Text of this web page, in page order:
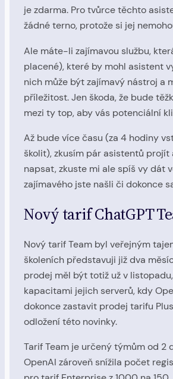
je zdarma. Pro tvůrce těchto
žádné terno, protože si jej
Ale máte-li zajímavou službu,
placené), které by mohl asistent
nich může být zajímavý nástroj a
příležitost. Jen škoda, že bude
mezi ty top, aby vás potenciální
Až bude více času (za 4 hodiny
školit), zkusím pár asistentů projít
napsat, zkuste mi ale spíš vy dát
zajímavého jste našli či dokonce
Nový tarif ChatGPT
Nový tarif Team byl veřejným
školeních představuji již dva
prodej měl být totiž už v
kapacitami jejich serverů, kdy
dokonce zastavit prodej tarifu
odložení této novinky.
Tarif Team je určený týmům od 2
OpenAI zároveň snížila počet